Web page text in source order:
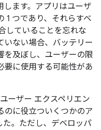
ます。アプリはユーザ
1 つであり、それらすべ
していることを忘れな
いない場合、バッテリー
を及ぼし、ユーザーの限
要に使用する可能性があ
ーザー エクスペリエン
のに役立ついくつかのア
た。ただし、デベロッパ